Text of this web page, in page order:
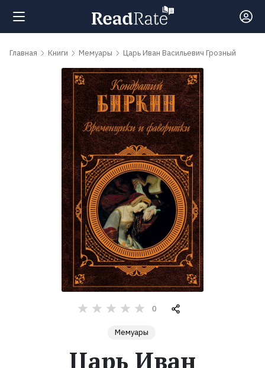
Поиск
Рейтинги
обсуждаемые
Экранизации
Главная Книги Мемуары Царь Иван Васильевич Грозный
0
Мемуары
Царь Иван